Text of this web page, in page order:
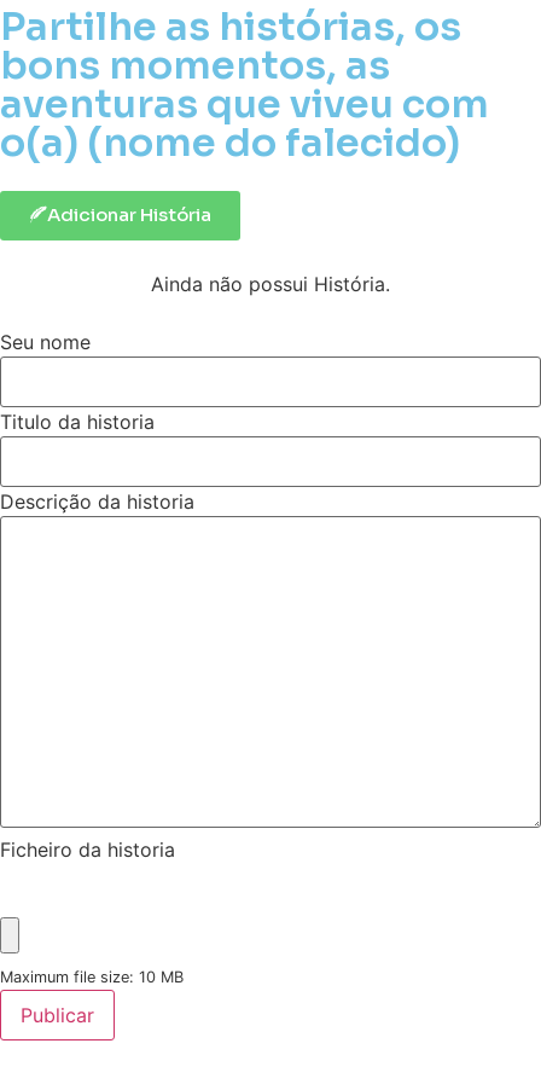
Partilhe as histórias, os
bons momentos, as
aventuras que viveu com
o(a) (nome do falecido)
Adicionar História
Ainda não possui História.
Seu nome
Titulo da historia
Descrição da historia
Ficheiro da historia
Maximum file size: 10 MB
Publicar